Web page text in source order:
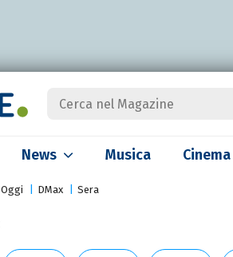
News Musica Cinema
Oggi DMax Sera